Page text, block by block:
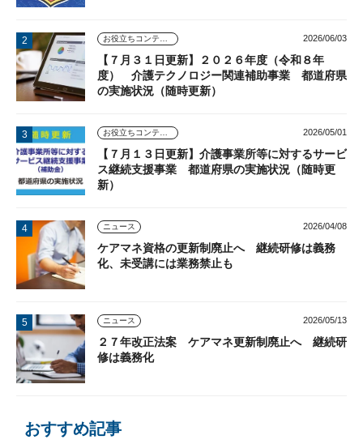
2026/06/03
【７月３１日更新】２０２６年度（令和８年
度） 介護テクノロジー関連補助事業 都道府県
の実施状況（随時更新）
2026/05/01
【７月１３日更新】介護事業所等に対するサービ
ス継続支援事業 都道府県の実施状況（随時更
新）
ニュース 2026/04/08
ケアマネ資格の更新制廃止へ 継続研修は義務
化、未受講には業務禁止も
ニュース 2026/05/13
２７年改正法案 ケアマネ更新制廃止へ 継続研
修は義務化
おすすめ記事